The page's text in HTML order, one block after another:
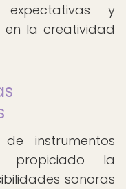
y
la creatividad
instrumentos
propiciado la
sonoras